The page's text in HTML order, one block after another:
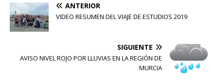
ANTERIOR
VIDEO RESUMEN DEL VIAJE DE ESTUDIOS 2019
SIGUIENTE
AVISO NIVEL ROJO POR LLUVIAS EN LA REGIÓN DE
MURCIA